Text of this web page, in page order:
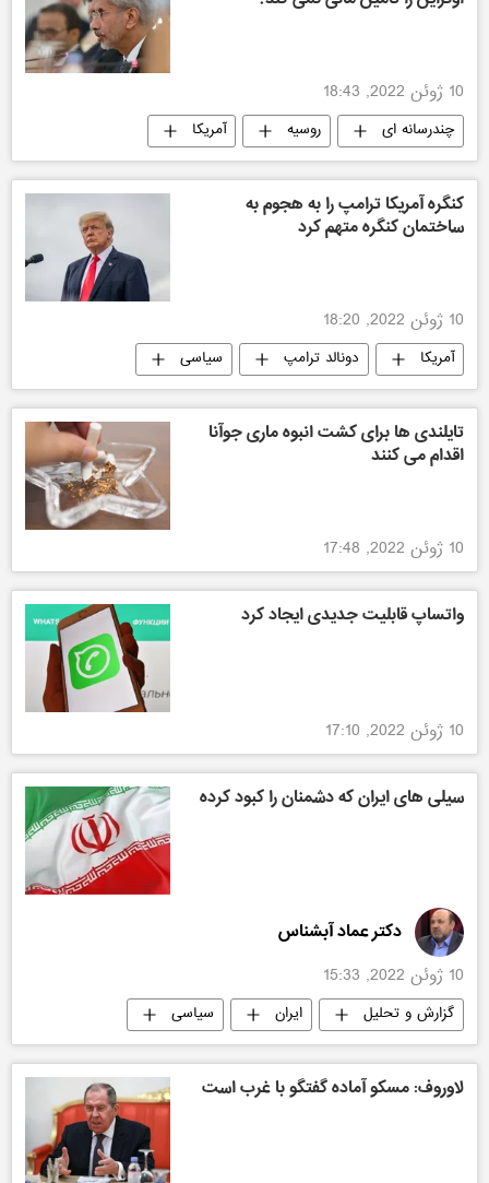
10 ژوئن 2022, 18:43
چندرسانه ای روسیه
آمریکا
هند
کنگره آمریکا ترامپ را به هجوم به
ساختمان کنگره متهم کرد
10 ژوئن 2022, 18:20
آمریکا دونالد ترامپ سیاسی
تایلندی ها برای کشت انبوه ماری جوآنا
اقدام می کنند
10 ژوئن 2022, 17:48
واتساپ قابلیت جدیدی ایجاد کرد
10 ژوئن 2022, 17:10
سیلی های ایران که دشمنان را کبود کرده
دکتر عماد آبشناس
10 ژوئن 2022, 15:33
گزارش و تحلیل ایران
سیاسی
اسرائیل
لاوروف: مسکو آماده گفتگو با غرب است